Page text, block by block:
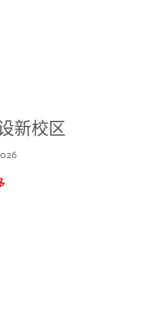
新校区